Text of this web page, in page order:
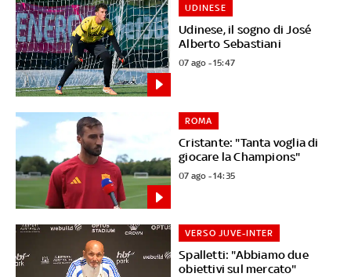
Udinese, il sogno di José
Alberto Sebastiani
UDINESE
07 ago - 15:47
Cristante: "Tanta voglia di
giocare la Champions"
ROMA
07 ago - 14:35
Spalletti: "Abbiamo due
obiettivi sul mercato"
VERSO JUVE-INTER